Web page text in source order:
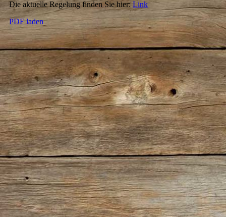
Die aktuelle Regelung finden Sie hier: Link